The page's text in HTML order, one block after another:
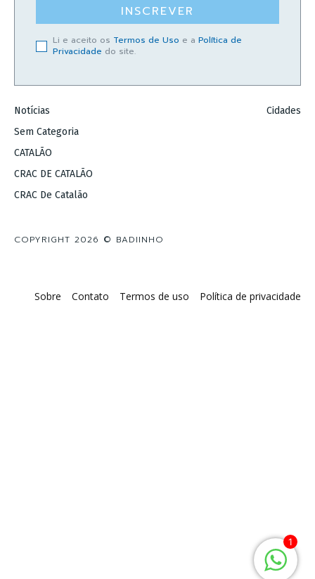
INSCREVER
Li e aceito os Termos de Uso e a Política de
Privacidade do site.
Notícias
Sem Categoria
CATALÃO
CRAC DE CATALÃO
CRAC De Catalão
Cidades
COPYRIGHT 2026 © BADIINHO
Sobre Contato Termos de uso Política de privacidade
1